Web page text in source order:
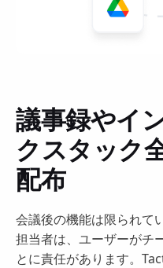
議事録やイ
クスタック
配布
会議後の機能は限られて
担当者は、ユーザーがチ
とに責任があります。